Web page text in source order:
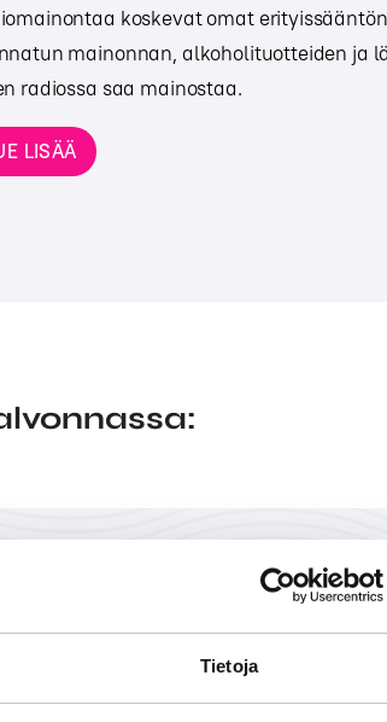
Tietoja
koskevat omat
mainonnan, alkoholituotteiden ja
radiossa saa mainostaa.
LISÄÄ